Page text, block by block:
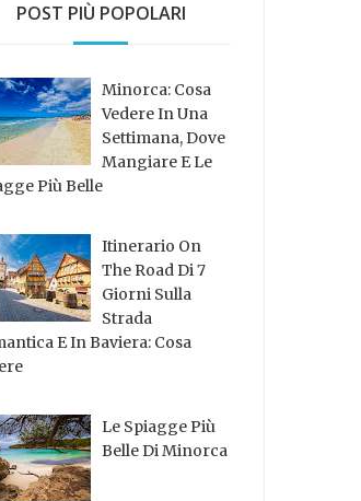
POST PIÙ POPOLARI
Minorca: Cosa
Vedere In Una
Settimana, Dove
Mangiare E Le
Più Belle
Itinerario On
The Road Di 7
Giorni Sulla
Strada
E In Baviera: Cosa
Le Spiagge Più
Belle Di Minorca